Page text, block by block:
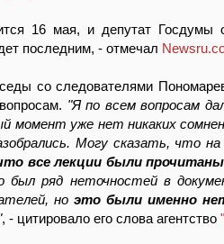
16 мая, и депутат Госдумы
последним, - отмечал
со следователями
"Я по всем вопросам
момент уже нет никаких
Могу сказать, что
все лекции были прочитаны
был ряд неточностей в
но это были именно
, - цитировало его слова агентство